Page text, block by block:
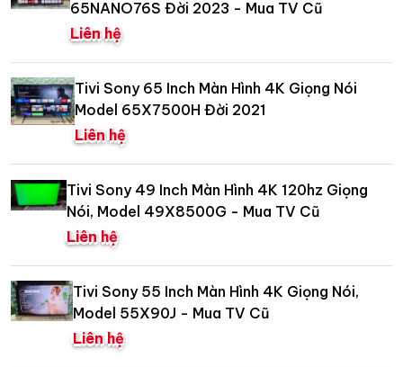
65NANO76S Đời 2023 - Mua TV Cũ
Liên hệ
Tivi Sony 65 Inch Màn Hình 4K Giọng Nói
Model 65X7500H Đời 2021
Liên hệ
Tivi Sony 49 Inch Màn Hình 4K 120hz Giọng
Nói, Model 49X8500G - Mua TV Cũ
Liên hệ
Tivi Sony 55 Inch Màn Hình 4K Giọng Nói,
Model 55X90J - Mua TV Cũ
Liên hệ